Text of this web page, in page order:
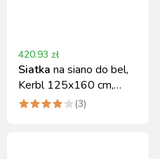
420.93 zł
Siatka na siano do bel,
Kerbl 125x160 cm,
zielona
(3)